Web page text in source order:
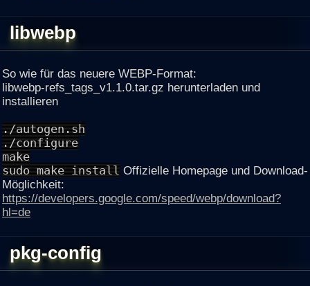
libwebp
So wie für das neuere WEBP-Format:
libwebp-refs_tags_v1.1.0.tar.gz herunterladen und
installieren
./autogen.sh
./configure
make
sudo make install Offizielle Homepage und Download-
Möglichkeit:
https://developers.google.com/speed/webp/download?
hl=de
pkg-config